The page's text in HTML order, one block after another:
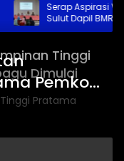
Serap Aspirasi
Sulut Dapil BMR
Tengah Masyarakat
Tinggi
Dimulai
Pemkot